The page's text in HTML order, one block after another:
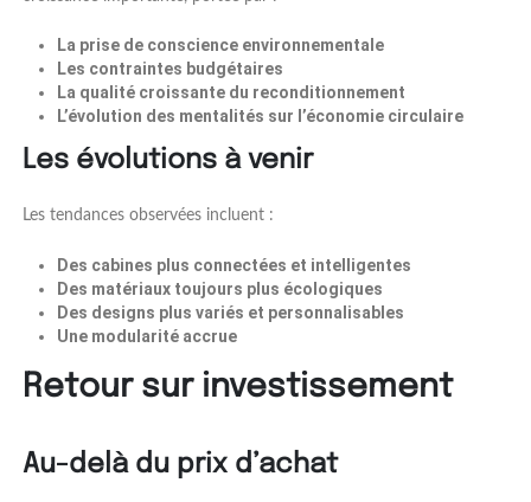
La prise de conscience environnementale
Les contraintes budgétaires
La qualité croissante du reconditionnement
L’évolution des mentalités sur l’économie circulaire
Les évolutions à venir
Les tendances observées incluent :
Des cabines plus connectées et intelligentes
Des matériaux toujours plus écologiques
Des designs plus variés et personnalisables
Une modularité accrue
Retour sur investissement
Au-delà du prix d’achat